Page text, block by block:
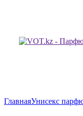
ГлавнаяУнисекс